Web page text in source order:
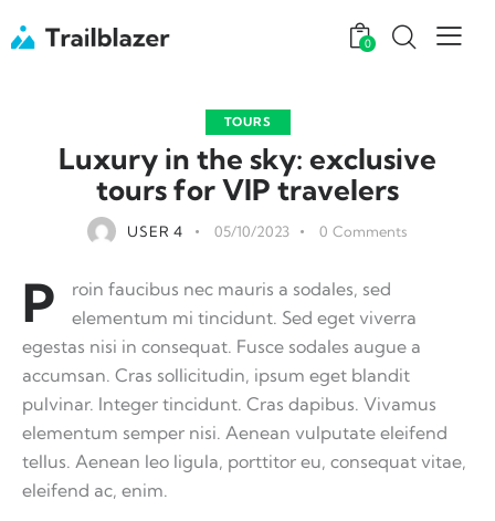
0
TOURS
Luxury in the sky: exclusive
tours for VIP travelers
USER 4 05/10/2023 0 Comments
P
roin faucibus nec mauris a sodales, sed
elementum mi tincidunt. Sed eget viverra
egestas nisi in consequat. Fusce sodales augue a
accumsan. Cras sollicitudin, ipsum eget blandit
pulvinar. Integer tincidunt. Cras dapibus. Vivamus
elementum semper nisi. Aenean vulputate eleifend
tellus. Aenean leo ligula, porttitor eu, consequat vitae,
eleifend ac, enim.